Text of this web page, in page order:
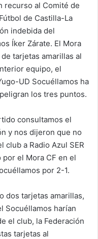
recurso al Comité de
de Castilla-La
indebida del
Íker Zárate. El Mora
tarjetas amarillas al
equipo, el
UD Socuéllamos ha
los tres puntos.
consultamos el
y nos dijeron que no
club a Radio Azul SER
el Mora CF en el
por 2-1.
dos tarjetas amarillas,
Socuéllamos harían
el club, la Federación
tarjetas al